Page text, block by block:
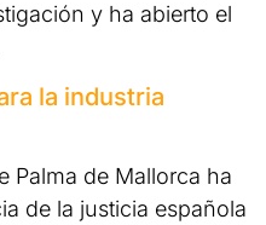
y ha abierto el
la industria
Palma de Mallorca ha
de la justicia española